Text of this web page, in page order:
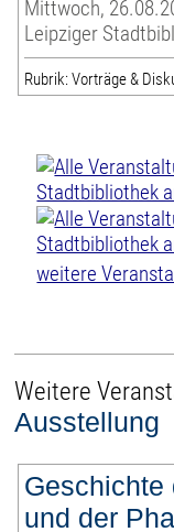
Mittwoch,
Leipziger
Rubrik: Vorträge &
weitere
Weitere
Ausstellung
Geschichte
und der